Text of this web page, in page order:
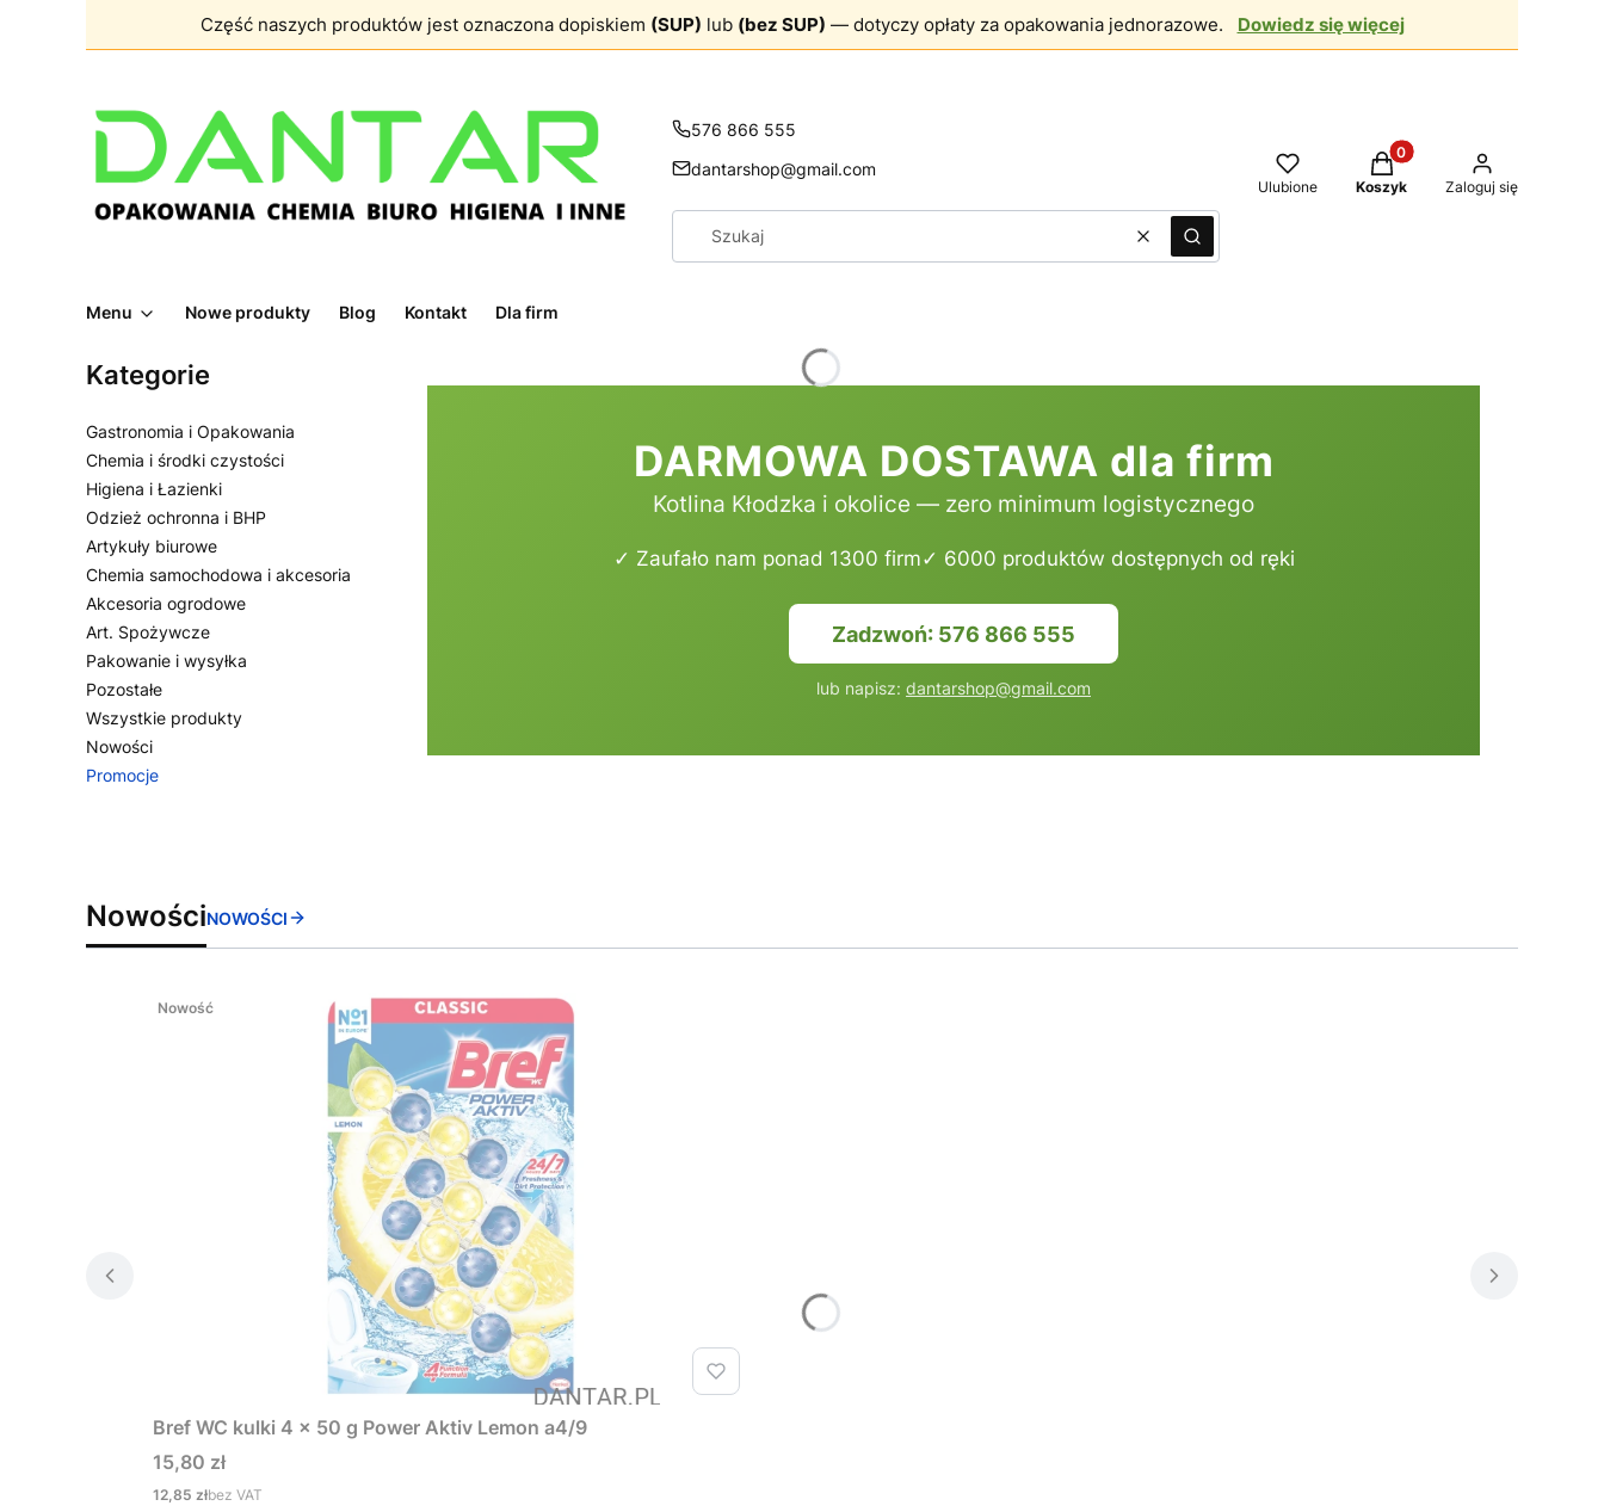
Część naszych produktów jest oznaczona dopiskiem (SUP) lub (bez SUP) — dotyczy opłaty za opakowania jednorazowe. Dowiedz się więcej
576 866 555
dantarshop@gmail.com
WyczyśćSzukaj
Ulubione
Produkty w koszyku: 0.
Koszyk Zaloguj się
Menu Nowe produkty Blog Kontakt Dla firm
Kategorie
Gastronomia i Opakowania
Chemia i środki czystości
Higiena i Łazienki
Odzież ochronna i BHP
Artykuły biurowe
Chemia samochodowa i akcesoria
Akcesoria ogrodowe
Art. Spożywcze
Pakowanie i wysyłka
Pozostałe
Wszystkie produkty
Nowości
Promocje
DARMOWA DOSTAWA dla firm
Kotlina Kłodzka i okolice — zero minimum logistycznego
✓ Zaufało nam ponad 1300 firm✓ 6000 produktów dostępnych od ręki
Zadzwoń: 576 866 555
lub napisz: dantarshop@gmail.com
NowościNOWOŚCI
Nowość
Bref WC kulki 4 x 50 g Power Aktiv Lemon a4/9
Cena
15,80 zł
Cena
12,85 złbez VAT